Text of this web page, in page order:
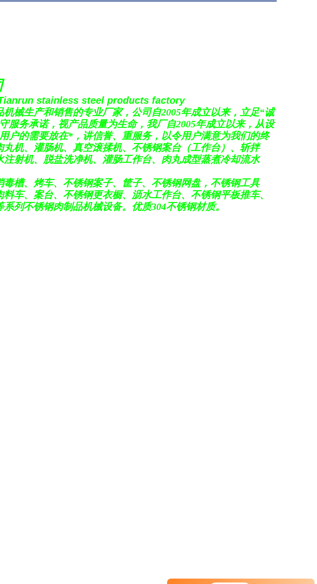
stainless steel products factory
械生产和销售的专业厂家，公司自2005年成立以来，立足“诚
服务承诺，视产品质量为生命，我厂自2005年成立以来，从设
户的需要放在*，讲信誉、重服务，以令用户满意为我们的终
机、灌肠机、真空滚揉机、不锈钢案台（工作台）、斩拌
射机、脱盐洗净机、灌肠工作台、肉丸成型蒸煮冷却流水
槽、烤车、不锈钢案子、筐子、 不锈钢网盘， 不锈钢工具
料车、案台、不锈钢更衣橱、沥水工作台、不锈钢平板推车、
列不锈钢肉制品机械设备。优质304不锈钢材质。